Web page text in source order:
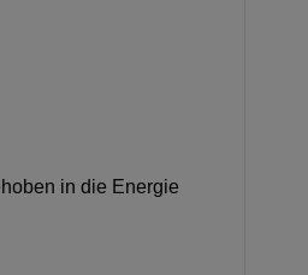
in die Energie